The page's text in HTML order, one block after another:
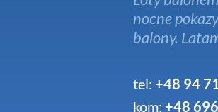
nocne
balony.
tel: +48 94
kom: +48